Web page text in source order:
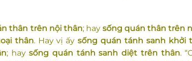
thân trên nội thân; hay sống quán thân trên
thân. Hay vị ấysống quán tánh sanh khởi
; haysống quán tánh sanh diệt trên thân.